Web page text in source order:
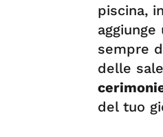
piscina,
sempre
delle
del tuo